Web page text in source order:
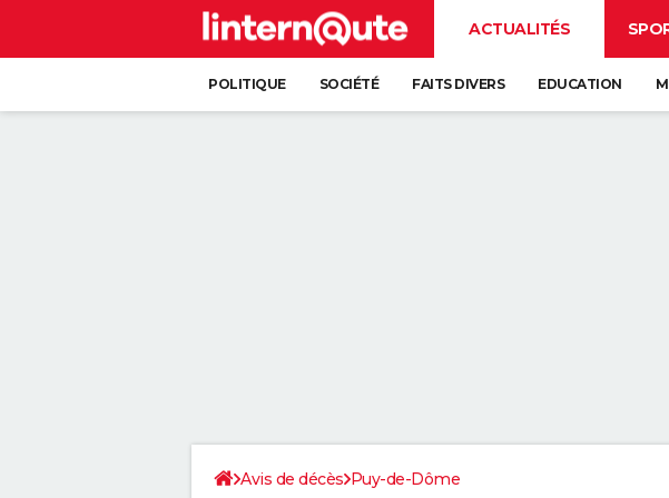
ACTUALITÉS
POLITIQUE SOCIÉTÉ FAITS DIVERS EDUCATION
Avis de décès Puy-de-Dôme